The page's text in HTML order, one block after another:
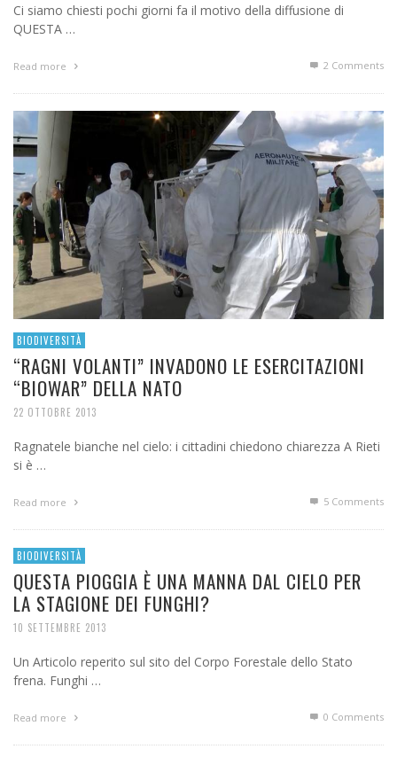
Ci siamo chiesti pochi giorni fa il motivo della diffusione di
QUESTA …
Read more 2 Comments
BIODIVERSITÀ
“RAGNI VOLANTI” INVADONO LE ESERCITAZIONI
“BIOWAR” DELLA NATO
22 OTTOBRE 2013
Ragnatele bianche nel cielo: i cittadini chiedono chiarezza A Rieti
si è …
Read more 5 Comments
BIODIVERSITÀ
QUESTA PIOGGIA È UNA MANNA DAL CIELO PER
LA STAGIONE DEI FUNGHI?
10 SETTEMBRE 2013
Un Articolo reperito sul sito del Corpo Forestale dello Stato
frena. Funghi …
Read more 0 Comments